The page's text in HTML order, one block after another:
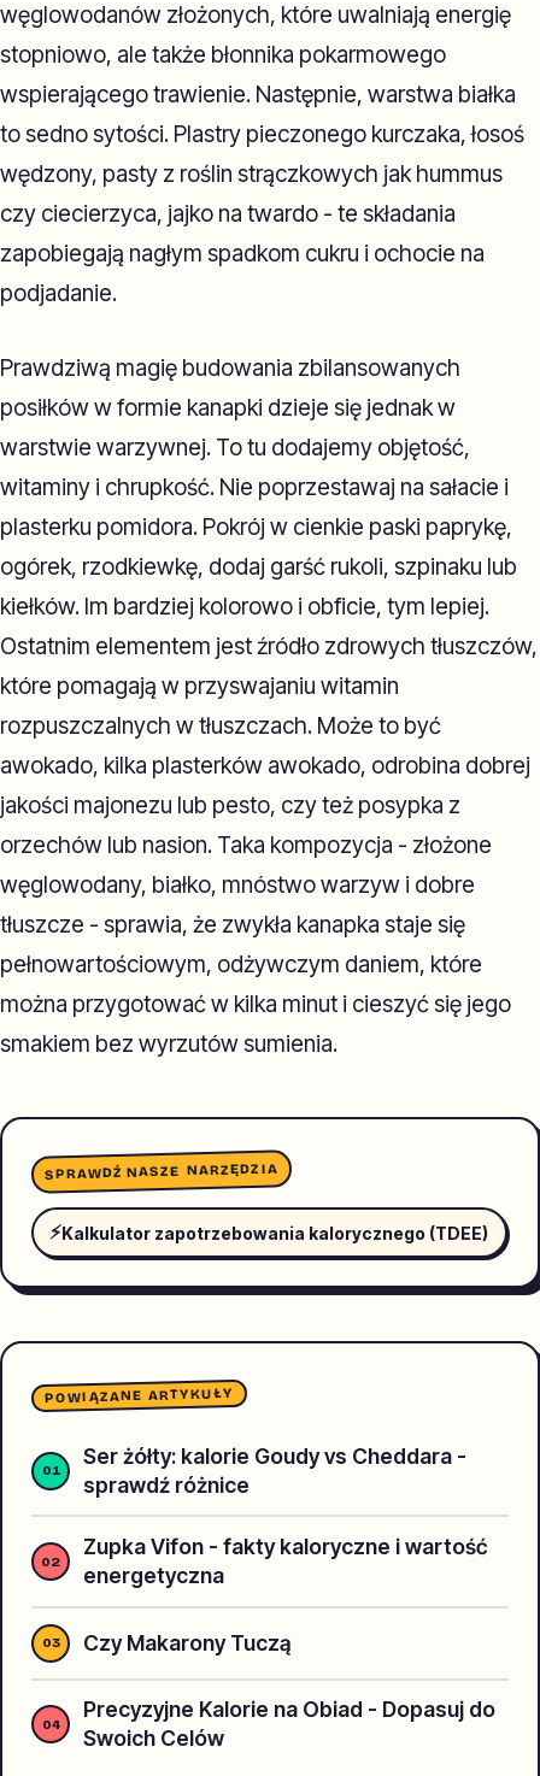
węglowodanów złożonych, które uwalniają energię
stopniowo, ale także błonnika pokarmowego
wspierającego trawienie. Następnie, warstwa białka
to sedno sytości. Plastry pieczonego kurczaka, łosoś
wędzony, pasty z roślin strączkowych jak hummus
czy ciecierzyca, jajko na twardo - te składania
zapobiegają nagłym spadkom cukru i ochocie na
podjadanie.
Prawdziwą magię budowania zbilansowanych
posiłków w formie kanapki dzieje się jednak w
warstwie warzywnej. To tu dodajemy objętość,
witaminy i chrupkość. Nie poprzestawaj na sałacie i
plasterku pomidora. Pokrój w cienkie paski paprykę,
ogórek, rzodkiewkę, dodaj garść rukoli, szpinaku lub
kiełków. Im bardziej kolorowo i obficie, tym lepiej.
Ostatnim elementem jest źródło zdrowych tłuszczów,
które pomagają w przyswajaniu witamin
rozpuszczalnych w tłuszczach. Może to być
awokado, kilka plasterków awokado, odrobina dobrej
jakości majonezu lub pesto, czy też posypka z
orzechów lub nasion. Taka kompozycja - złożone
węglowodany, białko, mnóstwo warzyw i dobre
tłuszcze - sprawia, że zwykła kanapka staje się
pełnowartościowym, odżywczym daniem, które
można przygotować w kilka minut i cieszyć się jego
smakiem bez wyrzutów sumienia.
SPRAWDŹ NASZE NARZĘDZIA
⚡Kalkulator zapotrzebowania kalorycznego (TDEE)
POWIĄZANE ARTYKUŁY
Ser żółty: kalorie Goudy vs Cheddara -
sprawdź różnice
Zupka Vifon - fakty kaloryczne i wartość
energetyczna
Czy Makarony Tuczą
Precyzyjne Kalorie na Obiad - Dopasuj do
Swoich Celów